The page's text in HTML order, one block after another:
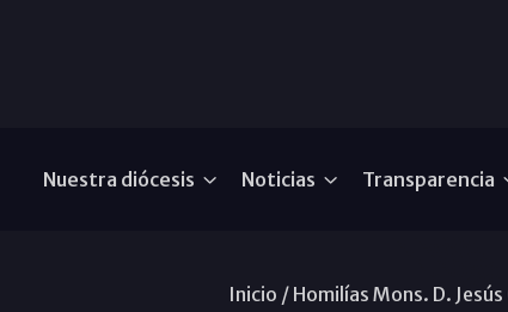
Nuestra diócesis Noticias Transparencia
Inicio / Homilías Mons. D.